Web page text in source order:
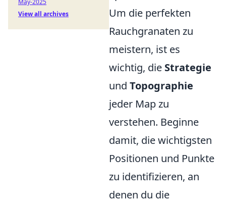
Um die perfekten
Rauchgranaten zu
meistern, ist es
wichtig, die Strategie
und Topographie
jeder Map zu
verstehen. Beginne
damit, die wichtigsten
Positionen und Punkte
zu identifizieren, an
denen du die
May-2025
View all archives